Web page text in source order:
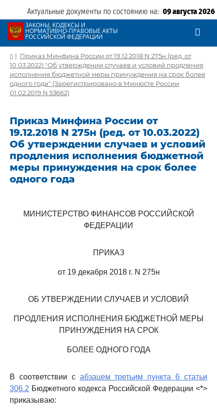
Актуальные документы по состоянию на: 09 августа 2026
ЗАКОНЫ, КОДЕКСЫ И
НОРМАТИВНО-ПРАВОВЫЕ АКТЫ
РОССИЙСКОЙ ФЕДЕРАЦИИ
| Приказ Минфина России от 19.12.2018 N 275н (ред. от
10.03.2022) "Об утверждении случаев и условий продления
исполнения бюджетной меры принуждения на срок более
одного года" (Зарегистрировано в Минюсте России
01.02.2019 N 53662)
Приказ Минфина России от
19.12.2018 N 275н (ред. от 10.03.2022)
Об утверждении случаев и условий
продления исполнения бюджетной
меры принуждения на срок более
одного года
МИНИСТЕРСТВО ФИНАНСОВ РОССИЙСКОЙ
ФЕДЕРАЦИИ
ПРИКАЗ
от 19 декабря 2018 г. N 275н
ОБ УТВЕРЖДЕНИИ СЛУЧАЕВ И УСЛОВИЙ
ПРОДЛЕНИЯ ИСПОЛНЕНИЯ БЮДЖЕТНОЙ МЕРЫ
ПРИНУЖДЕНИЯ НА СРОК
БОЛЕЕ ОДНОГО ГОДА
В соответствии с абзацем третьим пункта 6 статьи
306.2 Бюджетного кодекса Российской Федерации <*>
приказываю: